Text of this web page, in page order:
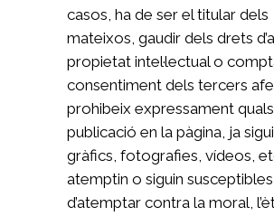
casos, ha de ser el titular dels
mateixos, gaudir dels drets
propietat intel·lectual o
consentiment dels tercers
prohibeix expressament
publicació en la pàgina, ja
gràfics, fotografies, vídeos,
atemptin o siguin susceptibles
d’atemptar contra la moral,